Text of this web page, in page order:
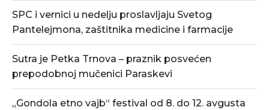
SPC i vernici u nedelju proslavljaju Svetog
Pantelejmona, zaštitnika medicine i farmacije
Sutra je Petka Trnova – praznik posvećen
prepodobnoj mučenici Paraskevi
„Gondola etno vajb“ festival od 8. do 12. avgusta